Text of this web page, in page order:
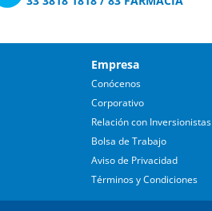
Empresa
Conócenos
Corporativo
Relación con Inversionistas
Bolsa de Trabajo
Aviso de Privacidad
Términos y Condiciones